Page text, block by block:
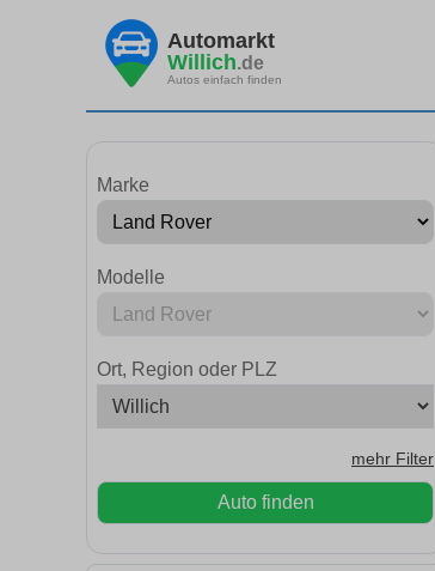
Automarkt
Willich.de
Autos einfach finden
Marke
Modelle
Ort, Region oder PLZ
mehr Filter
Auto finden